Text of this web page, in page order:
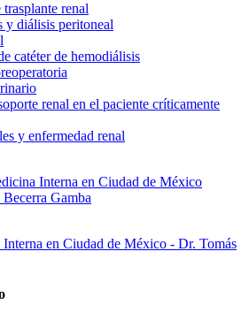
renal
y diálisis peritoneal
catéter de hemodiálisis
renal en el paciente críticamente
y enfermedad renal